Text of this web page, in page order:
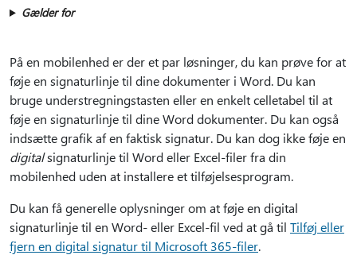
Gælder for
På en mobilenhed er der et par løsninger, du kan prøve for at
føje en signaturlinje til dine dokumenter i Word. Du kan
bruge understregningstasten eller en enkelt celletabel til at
føje en signaturlinje til dine Word dokumenter. Du kan også
indsætte grafik af en faktisk signatur. Du kan dog ikke føje en
digitalsignaturlinje til Word eller Excel-filer fra din
mobilenhed uden at installere et tilføjelsesprogram.
Du kan få generelle oplysninger om at føje en digital
signaturlinje til en Word- eller Excel-fil ved at gå til Tilføj eller
fjern en digital signatur til Microsoft 365-filer.